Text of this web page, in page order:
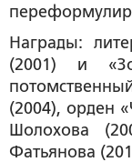
Награды:
(2001) и
(2004), орден
Шолохова
Фатьянова